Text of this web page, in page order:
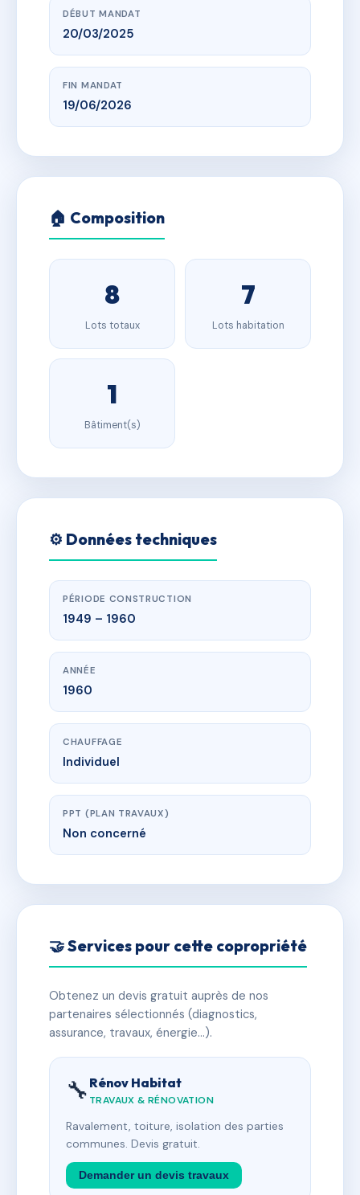
DÉBUT MANDAT
20/03/2025
FIN MANDAT
19/06/2026
🏠 Composition
8
Lots totaux
7
Lots habitation
1
Bâtiment(s)
⚙️ Données techniques
PÉRIODE CONSTRUCTION
1949 – 1960
ANNÉE
1960
CHAUFFAGE
Individuel
PPT (PLAN TRAVAUX)
Non concerné
🤝 Services pour cette copropriété
Obtenez un devis gratuit auprès de nos
partenaires sélectionnés (diagnostics,
assurance, travaux, énergie…).
🔧 Rénov Habitat
TRAVAUX & RÉNOVATION
Ravalement, toiture, isolation des parties
communes. Devis gratuit.
Demander un devis travaux